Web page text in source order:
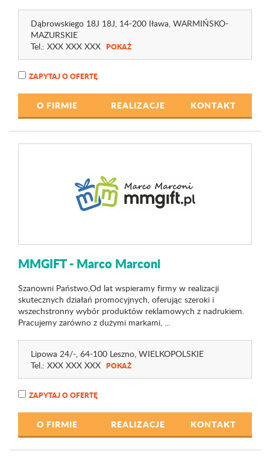
Dąbrowskiego 18J 18J, 14-200 Iława, WARMIŃSKO-
MAZURSKIE
Tel.: XXX XXX XXX POKAŻ
ZAPYTAJ O OFERTĘ
O FIRMIE REALIZACJE KONTAKT
MMGIFT - Marco Marconi
Szanowni Państwo,Od lat wspieramy firmy w realizacji
skutecznych działań promocyjnych, oferując szeroki i
wszechstronny wybór produktów reklamowych z nadrukiem.
Pracujemy zarówno z dużymi markami, ...
Lipowa 24/-, 64-100 Leszno, WIELKOPOLSKIE
Tel.: XXX XXX XXX POKAŻ
ZAPYTAJ O OFERTĘ
O FIRMIE REALIZACJE KONTAKT